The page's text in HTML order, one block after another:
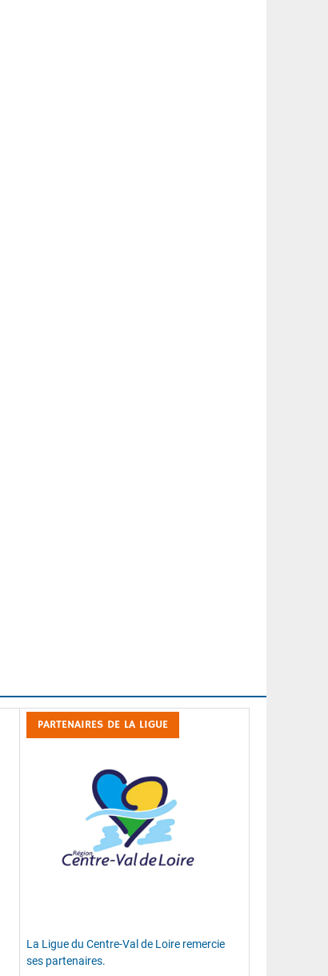
PARTENAIRES DE LA LIGUE
La Ligue du Centre-Val de Loire remercie
ses partenaires.